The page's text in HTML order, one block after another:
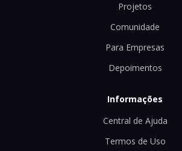
Projetos
Comunidade
Para Empresas
Depoimentos
Informações
Central de Ajuda
Termos de Uso